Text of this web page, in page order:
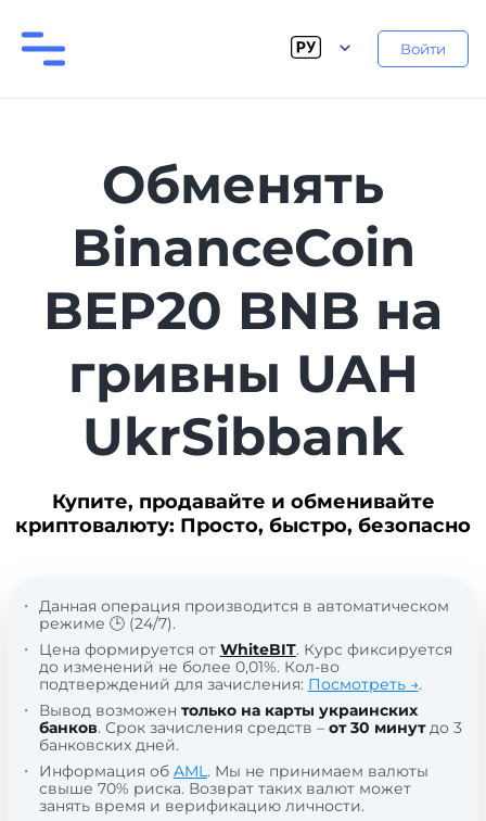
Войти
Обменять
BinanceCoin
BEP20 BNB на
гривны UAH
UkrSibbank
Купите, продавайте и обменивайте
криптовалюту: Просто, быстро, безопасно
Данная операция производится в автоматическом
режиме 🕒 (24/7).
Цена формируется от WhiteBIT. Курс фиксируется
до изменений не более 0,01%. Кол-во
подтверждений для зачисления: Посмотреть →.
Вывод возможен только на карты украинских
банков. Срок зачисления средств – от 30 минутдо 3
банковских дней.
Информация об AML. Мы не принимаем валюты
свыше 70% риска. Возврат таких валют может
занять время и верификацию личности.